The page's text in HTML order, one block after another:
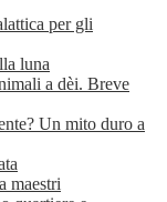
per gli
luna
a dèi. Breve
Un mito duro a
maestri